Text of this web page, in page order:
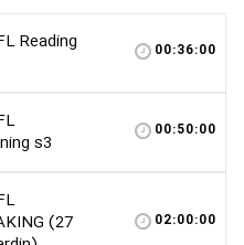
Reading
00:36:00
s3
00:50:00
(27
02:00:00